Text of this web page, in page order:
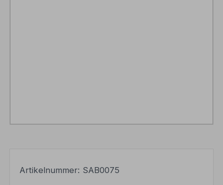
Artikelnummer: SAB0075